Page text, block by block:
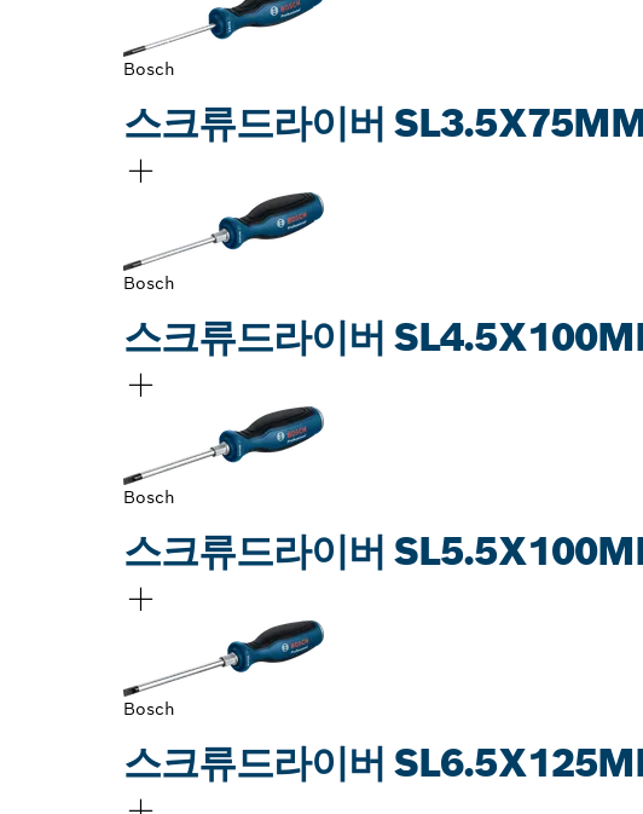
Bosch
스크류드라이버
Bosch
스크류드라이버
Bosch
스크류드라이버
Bosch
스크류드라이버